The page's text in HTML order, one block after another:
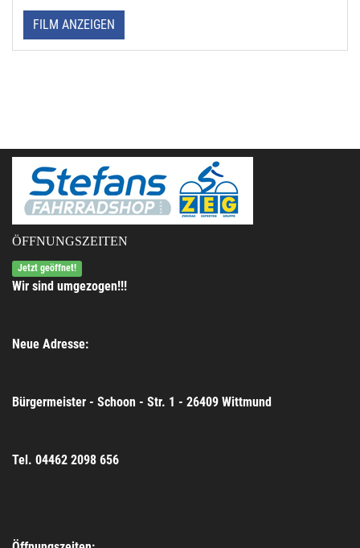
FILM ANZEIGEN
ÖFFNUNGSZEITEN
Jetzt geöffnet!
Wir sind umgezogen!!!
Neue Adresse:
Bürgermeister - Schoon - Str. 1 - 26409 Wittmund
Tel. 04462 2098 656